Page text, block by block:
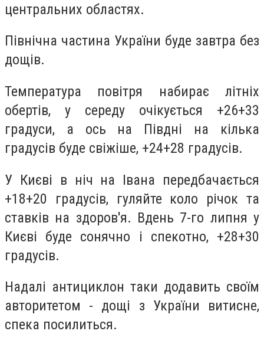
центральних областях.
Північна частина України буде завтра без
дощів.
Температура повітря набирає літніх
обертів, у середу очікується +26+33
градуси, а ось на Півдні на кілька
градусів буде свіжіше, +24+28 градусів.
У Києві в ніч на Івана передбачається
+18+20 градусів, гуляйте коло річок та
ставків на здоров'я. Вдень 7-го липня у
Києві буде сонячно і спекотно, +28+30
градусів.
Надалі антициклон таки додавить своїм
авторитетом - дощі з України витисне,
спека посилиться.